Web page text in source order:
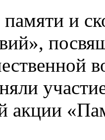
памяти и
акции